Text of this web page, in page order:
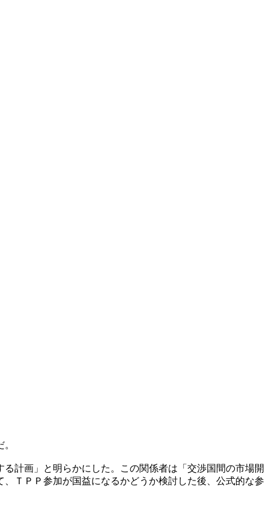
計画」と明らかにした。この関係者は「交渉国間の市場開
ＴＰＰ参加が国益になるかどうか検討した後、公式的な参